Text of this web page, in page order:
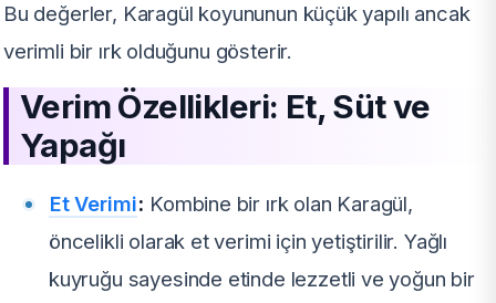
Bu değerler, Karagül koyununun küçük yapılı ancak
verimli bir ırk olduğunu gösterir.
Verim Özellikleri: Et, Süt ve
Yapağı
Et Verimi: Kombine bir ırk olan Karagül,
öncelikli olarak et verimi için yetiştirilir. Yağlı
kuyruğu sayesinde etinde lezzetli ve yoğun bir